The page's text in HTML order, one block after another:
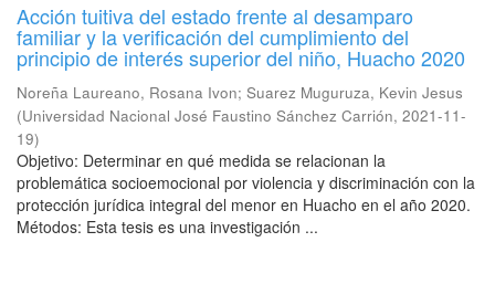
Acción tuitiva del estado frente al desamparo
familiar y la verificación del cumplimiento del
principio de interés superior del niño, Huacho 2020
Noreña Laureano, Rosana Ivon; Suarez Muguruza, Kevin Jesus
(Universidad Nacional José Faustino Sánchez Carrión, 2021-11-
19)
Objetivo: Determinar en qué medida se relacionan la
problemática socioemocional por violencia y discriminación con la
protección jurídica integral del menor en Huacho en el año 2020.
Métodos: Esta tesis es una investigación ...